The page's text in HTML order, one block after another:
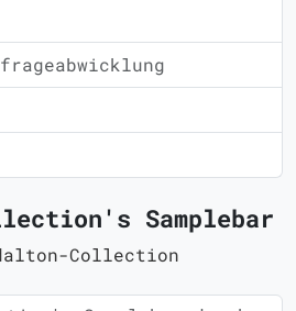
Samplebar
Collection